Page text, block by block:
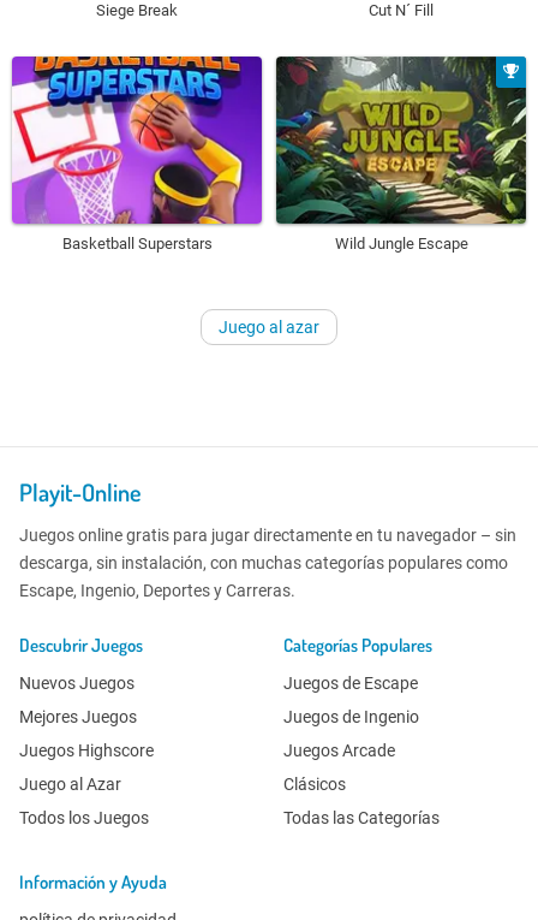
Siege Break Cut N´ Fill
Basketball Superstars Wild Jungle Escape
Juego al azar
Playit-Online
Juegos online gratis para jugar directamente en tu navegador – sin
descarga, sin instalación, con muchas categorías populares como
Escape, Ingenio, Deportes y Carreras.
Descubrir Juegos
Nuevos Juegos
Mejores Juegos
Juegos Highscore
Juego al Azar
Todos los Juegos
Categorías Populares
Juegos de Escape
Juegos de Ingenio
Juegos Arcade
Clásicos
Todas las Categorías
Información y Ayuda